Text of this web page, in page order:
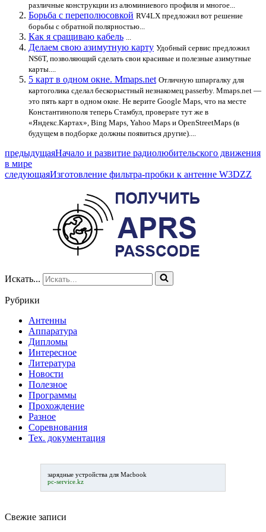
различные конструкции из алюминиевого профиля и многое...
Борьба с переполюсовкой RV4LX предложил вот решение
борьбы с обратной полярностью...
Как я сращиваю кабель ...
Делаем свою азимутную карту Удобный сервис предложил
NS6T, позволяющий сделать свои красивые и полезные азимутные
карты....
5 карт в одном окне. Mmaps.net Отличную шпаргалку для
картоголика сделал бескорыстный незнакомец passerby. Mmaps.net —
это пять карт в одном окне. Не верите Google Maps, что на месте
Константинополя теперь Стамбул, проверьте тут же в
«Яндекс.Картах», Bing Maps, Yahoo Maps и OpenStreetMaps (в
будущем в подборке должны появиться другие)....
предыдущаяНачало и развитие радиолюбительского движения
в мире
следующаяИзготовление фильтра-пробки к антенне W3DZZ
Искать...
Рубрики
Антенны
Аппаратура
Дипломы
Интересное
Литература
Новости
Полезное
Программы
Прохождение
Разное
Соревнования
Тех. документация
зарядные устройства для Macbook
pc-service.kz
Свежие записи